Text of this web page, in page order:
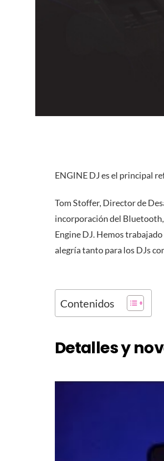
ENGINE DJ es el principal
Tom Stoffer, Director de
incorporación del
Engine DJ. Hemos
alegría tanto para los DJs
Contenidos
Detalles y